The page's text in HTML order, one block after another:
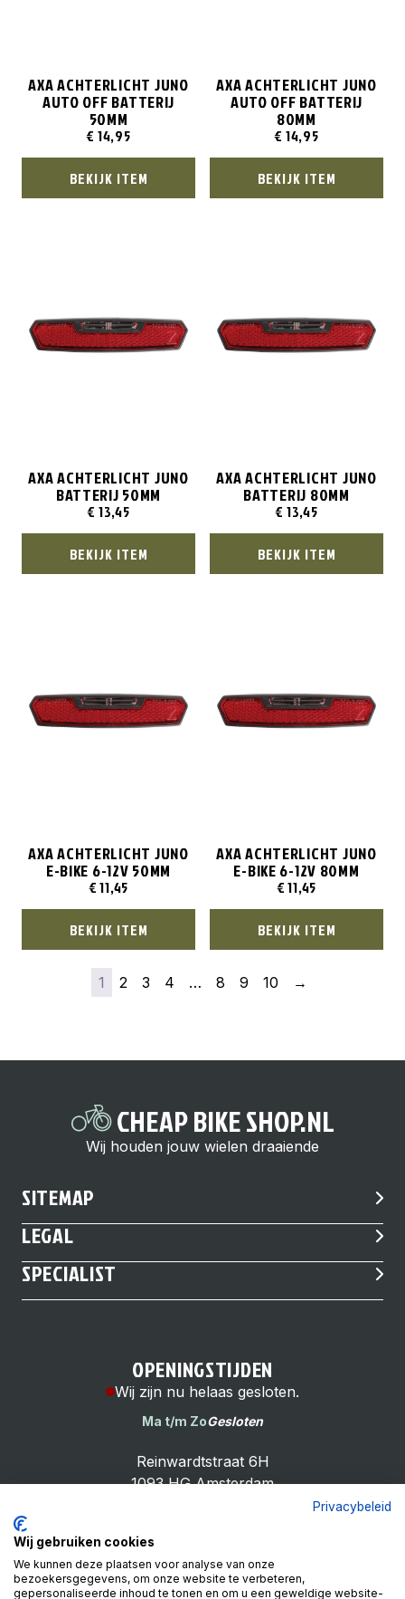
AXA ACHTERLICHT JUNO
AUTO OFF BATTERIJ
50MM
€ 14,95
BEKIJK ITEM
AXA ACHTERLICHT JUNO
AUTO OFF BATTERIJ
80MM
€ 14,95
BEKIJK ITEM
AXA ACHTERLICHT JUNO
BATTERIJ 50MM
€ 13,45
BEKIJK ITEM
AXA ACHTERLICHT JUNO
BATTERIJ 80MM
€ 13,45
BEKIJK ITEM
AXA ACHTERLICHT JUNO
E-BIKE 6-12V 50MM
€11,45
BEKIJK ITEM
AXA ACHTERLICHT JUNO
E-BIKE 6-12V 80MM
€11,45
BEKIJK ITEM
1 2 3 4 … 8 9 10 →
CHEAP BIKE SHOP.NL
Wij houden jouw wielen draaiende
SITEMAP
LEGAL
SPECIALIST
Cheap Bike Shop
OPENINGSTIJDEN
Wij zijn nu helaas gesloten.
Ma t/m ZoGesloten
Reinwardtstraat 6H
1093 HG Amsterdam
Privacybeleid
Wij gebruiken cookies
We kunnen deze plaatsen voor analyse van onze
bezoekersgegevens, om onze website te verbeteren,
gepersonaliseerde inhoud te tonen en om u een geweldige website-